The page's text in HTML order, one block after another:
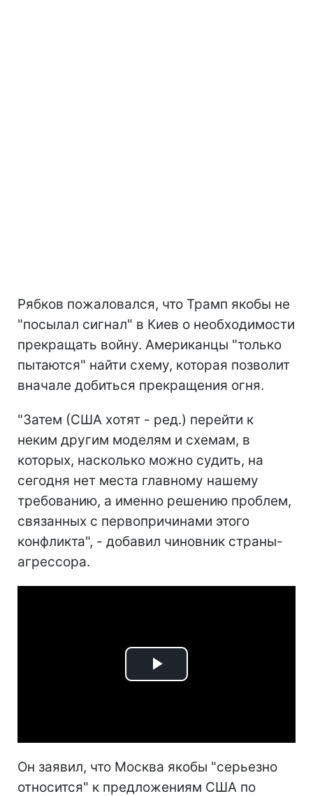
Рябков пожаловался, что Трамп якобы не
"посылал сигнал" в Киев о необходимости
прекращать войну. Американцы "только
пытаются" найти схему, которая позволит
вначале добиться прекращения огня.
"Затем (США хотят - ред.) перейти к
неким другим моделям и схемам, в
которых, насколько можно судить, на
сегодня нет места главному нашему
требованию, а именно решению проблем,
связанных с первопричинами этого
конфликта", - добавил чиновник страны-
агрессора.
Play
Он заявил, что Москва якобы "серьезно
относится" к предложениям США по